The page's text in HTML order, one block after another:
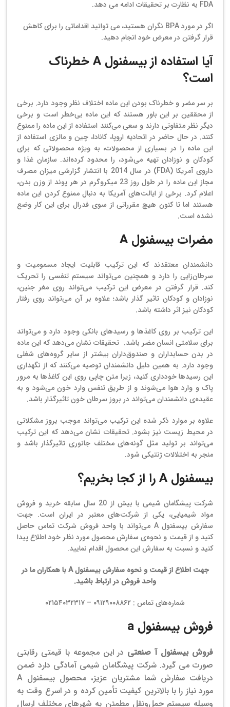
FDA به نظارت بر تحقیقات ادامه می دهد.
اگر در مورد BPA نگران هستید، می توانید اقداماتی را برای کاهش
قرار گرفتن در معرض خود انجام دهید.
آیا استفاده از بیسفنول A خطرناک
است؟
بر سر مضر و خطرناک بودن این ماده اختلاف نظر وجود دارد. برخی
از محققین بر این باور هستند که این ماده بی‌خطر است و برخی
دیگر نظر متفاوتی دارند و سعی می‌کنند استفاده از این ماده را ممنوع
کنند. در حال حاضر در اتحادیه اروپا، کانادا، چین و مالزی استفاده از
این ماده را در بسیاری از محصولات، به ویژه محصولاتی که برای
کودکان و نوزادان تهیه می‌شود، را محدود کرده‌اند. سازمان غذا و
داروی آمریکا (FDA) در سال 2014 با انتشار گزارشی میزان مصرف
مجاز این ماده را در طول روز 23 میکروگرم در هر پوند از وزن بدن،
اعلام کرد. برخی از ایالت‌های آمریکا به دنبال ممنوع کردن این ماده
هستند اما تا کنون هیچ مقرراتی از سوی فدرال برای این کار وضع
نشده است.
مضرات بیسفنول A
دانشمندان معتقدند که این ترکیب قابلیت ایجاد مسمومیت و
سرطان‌زایی را دارد و همچنین می‌تواند سیستم تنفسی را تحریک
کند. قرار گرفتن در معرض این ترکیب می‌تواند روی مغر جنین،
نوزادان و کودکان تاثیر گذار باشد؛ علاوه بر آن می‌تواند روی رفتار
کودکان نیز اثر داشته باشد.
این ترکیب بر روی کاغذها و رسیدهای بانکی وجود دارد و می‌تواند
برای سلامتی انسان مضر باشد. تحقیقات نشان می‌دهد که این ماده
در بدن حسابداران و صندوق‌داران بیشتر از سایر گروه‌های شغلی
وجود دارد. به همین دلیل دانشمندان توصیه می‌کنند که از نگهداری
این رسیدها خودداری کنید، زیرا متن چاپی روی این کاغذها به مرور
پاک و وارد هوا می‌شوند و از طریق تنفس وارد خون می‌شود و به
عقیده‌ی دانشمندان می‌تواند در بروز سرطان خون تاثیرگذار باشد.
علاوه بر موارد ذکر شده این ترکیب می‌تواند موجب بروز مشکلاتی
در محیط زیست نیز بشود. تحقیقات نشان می‌دهد که این ترکیب
می‌تواند بر تولید مثل گونه‌های مختلف جانوری تاثیرگذار باشد و
منجر به اختلالات ژنتیکی شود.
بیسفنول A را از کجا بخریم؟
شرکت پیشگامان شیمی با بیش از 20 سال سابقه خرید و فروش
مواد شیمیایی، یکی از شرکت‌های معتبر در ایران است. جهت
سفارش بیسفنول A می‌تواند با واحد فروش شرکت تماس حاصل
کنید و از قیمت و نحوه‌ی سفارش محصول مورد نظر خود اطلاع پیدا
کنید و نسبت به سفارش این محصول اقدام نمایید.
جهت اطلاع از قیمت و نحوه سفارش بیسفنول Aبا همکاران ما در
واحد فروش در ارتباط باشید.
شماره‌های تماس : ۰۹۱۲۹۰۰۸۸۶۲ – ۰۲۱۵۴۰۳۲۳۱۷
فروش بیسفنول a
فروش بیسفنول آ صنعتی در این مجموعه با قیمتی رقابتی
صورت می گیرد. شرکت پیشگامان شیمی آمادگی دارد ضمن
دریافت سفارش‌ شما مشتریان عزیز، محصول بیسفنول A
مورد نیاز را با بالاترین کیفیت تأمین کرده و در اسرع وقت به
وسیله سیستم حمل‌ونقل مطمئن به شهرهای مختلف ارسال